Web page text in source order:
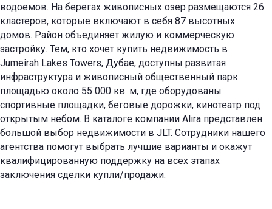
водоемов. На берегах живописных озер размещаются 26
кластеров, которые включают в себя 87 высотных
домов. Район объединяет жилую и коммерческую
застройку. Тем, кто хочет купить недвижимость в
Jumeirah Lakes Towers, Дубае, доступны развитая
инфраструктура и живописный общественный парк
площадью около 55 000 кв. м, где оборудованы
спортивные площадки, беговые дорожки, кинотеатр под
открытым небом. В каталоге компании Alira представлен
большой выбор недвижимости в JLT. Сотрудники нашего
агентства помогут выбрать лучшие варианты и окажут
квалифицированную поддержку на всех этапах
заключения сделки купли/продажи.